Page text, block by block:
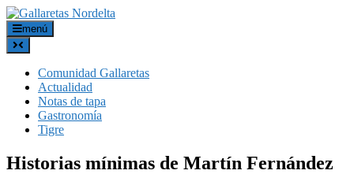
menú
Comunidad Gallaretas
Actualidad
Notas de tapa
Gastronomía
Tigre
Historias mínimas de Martín Fernández